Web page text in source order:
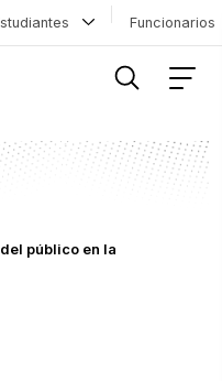
público en la